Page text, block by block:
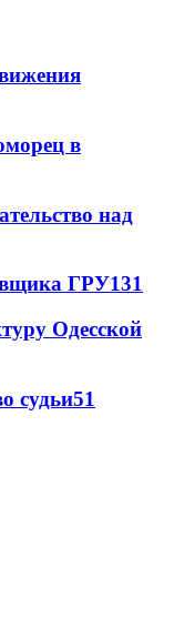
в
над
ГРУ131
Одесской
судьи51